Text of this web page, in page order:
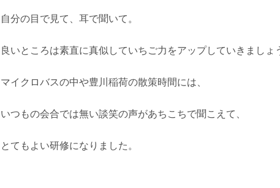
自分の目で見て、耳で聞いて。
良いところは素直に真似していちご力をアップしていきましょ
マイクロバスの中や豊川稲荷の散策時間には、
いつもの会合では無い談笑の声があちこちで聞こえて、
とてもよい研修になりました。